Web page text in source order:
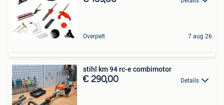
Overpelt 7 aug 26
stihl km 94 rc-e combimotor
€ 290,00 Details